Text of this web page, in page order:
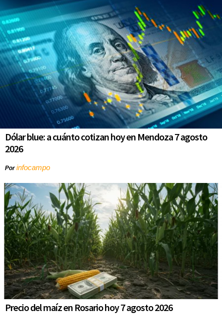
Dólar blue: a cuánto cotizan hoy en Mendoza 7 agosto
2026
Porinfocampo
Precio del maíz en Rosario hoy 7 agosto 2026